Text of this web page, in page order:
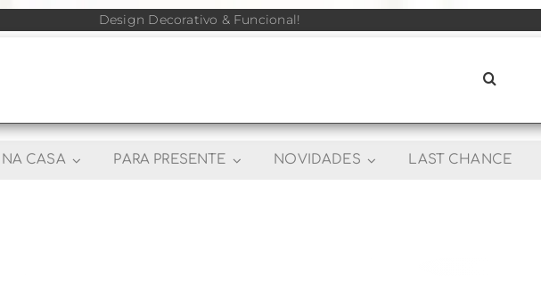
Design Decorativo & Funcional!
NA CASA PARA PRESENTE NOVIDADES LAST CHANCE